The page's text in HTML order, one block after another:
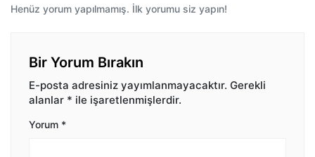
Henüz yorum yapılmamış. İlk yorumu siz yapın!
Bir Yorum Bırakın
E-posta adresiniz yayımlanmayacaktır. Gerekli
alanlar * ile işaretlenmişlerdir.
Yorum *